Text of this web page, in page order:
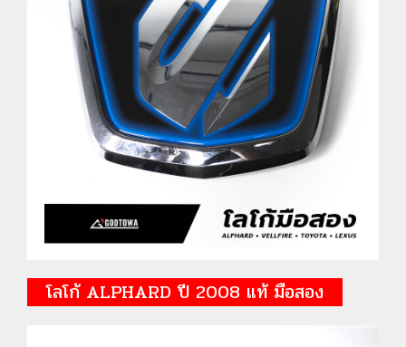
โลโก้ ALPHARD ปี 2008 แท้ มือสอง